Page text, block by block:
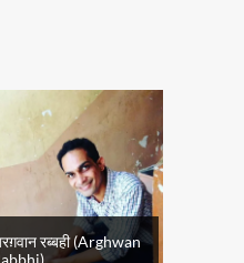
रब्बही (Arghwan